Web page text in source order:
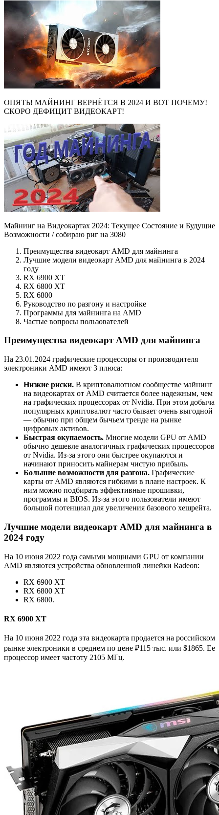
ОПЯТЬ! МАЙНИНГ ВЕРНЁТСЯ В 2024 И ВОТ ПОЧЕМУ!
СКОРО ДЕФИЦИТ ВИДЕОКАРТ!
Майнинг на Видеокартах 2024: Текущее Состояние и Будущие
Возможности / собираю риг на 3080
Преимущества видеокарт AMD для майнинга
Лучшие модели видеокарт AMD для майнинга в 2024
году
RX 6900 XT
RX 6800 XT
RX 6800
Руководство по разгону и настройке
Программы для майнинга на AMD
Частые вопросы пользователей
Преимущества видеокарт AMD для майнинга
На 23.01.2024 графические процессоры от производителя
электроники AMD имеют 3 плюса:
Низкие риски. В криптовалютном сообществе майнинг
на видеокартах от AMD считается более надежным, чем
на графических процессорах от Nvidia. При этом добыча
популярных криптовалют часто бывает очень выгодной
— обычно при общем бычьем тренде на рынке
цифровых активов.
Быстрая окупаемость. Многие модели GPU от AMD
обычно дешевле аналогичных графических процессоров
от Nvidia. Из-за этого они быстрее окупаются и
начинают приносить майнерам чистую прибыль.
Большие возможности для разгона. Графические
карты от AMD являются гибкими в плане настроек. К
ним можно подбирать эффективные прошивки,
программы и BIOS. Из-за этого пользователи имеют
большой потенциал для увеличения базового хешрейта.
Лучшие модели видеокарт AMD для майнинга в
2024 году
На 10 июня 2022 года самыми мощными GPU от компании
AMD являются устройства обновленной линейки Radeon:
RX 6900 XT
RX 6800 XT
RX 6800.
RX 6900 XT
На 10 июня 2022 года эта видеокарта продается на российском
рынке электроники в среднем по цене ₽115 тыс. или $1865. Ее
процессор имеет частоту 2105 МГц.